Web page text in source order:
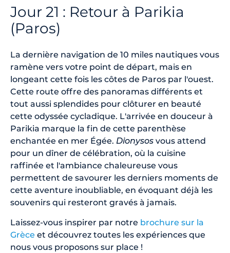
Jour 21 : Retour à Parikia
(Paros)
La dernière navigation de 10 miles nautiques vous
ramène vers votre point de départ, mais en
longeant cette fois les côtes de Paros par l'ouest.
Cette route offre des panoramas différents et
tout aussi splendides pour clôturer en beauté
cette odyssée cycladique. L'arrivée en douceur à
Parikia marque la fin de cette parenthèse
enchantée en mer Égée. Dionysos vous attend
pour un dîner de célébration, où la cuisine
raffinée et l'ambiance chaleureuse vous
permettent de savourer les derniers moments de
cette aventure inoubliable, en évoquant déjà les
souvenirs qui resteront gravés à jamais.
Laissez-vous inspirer par notre brochure sur la
Grèce et découvrez toutes les expériences que
nous vous proposons sur place !